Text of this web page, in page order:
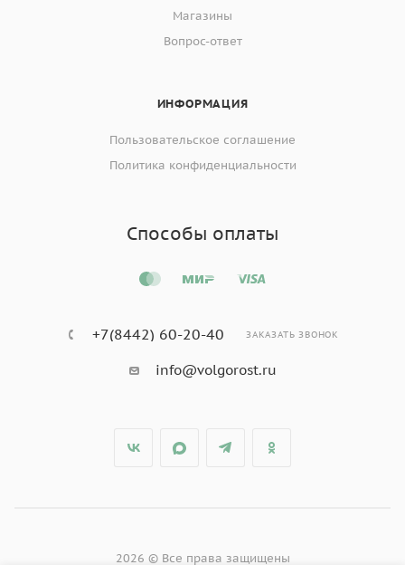
Магазины
Вопрос-ответ
ИНФОРМАЦИЯ
Пользовательское соглашение
Политика конфиденциальности
Способы оплаты
+7(8442) 60-20-40 ЗАКАЗАТЬ ЗВОНОК
info@volgorost.ru
2026 © Все права защищены